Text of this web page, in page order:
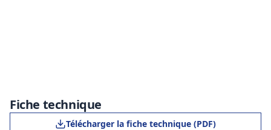
Fiche technique
Télécharger la fiche technique (PDF)